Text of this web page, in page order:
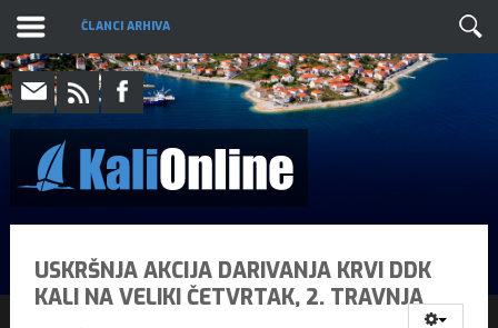
ČLANCI ARHIVA
USKRŠNJA AKCIJA DARIVANJA KRVI DDK
KALI NA VELIKI ČETVRTAK, 2. TRAVNJA